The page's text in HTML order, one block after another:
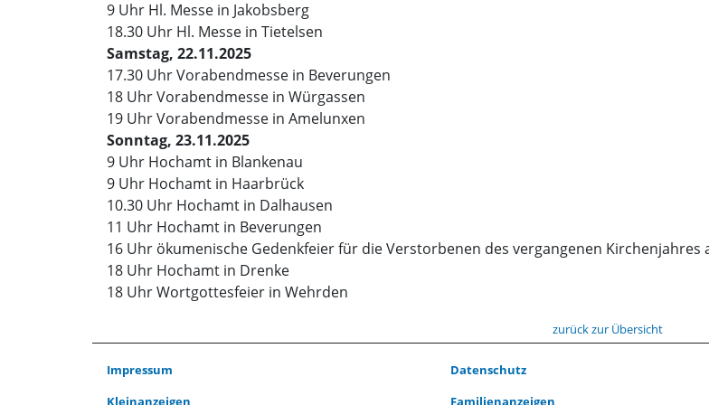
9 Uhr Hl. Messe in Jakobsberg
18.30 Uhr Hl. Messe in Tietelsen
Samstag, 22.11.2025
17.30 Uhr Vorabendmesse in Beverungen
18 Uhr Vorabendmesse in Würgassen
19 Uhr Vorabendmesse in Amelunxen
Sonntag, 23.11.2025
9 Uhr Hochamt in Blankenau
9 Uhr Hochamt in Haarbrück
10.30 Uhr Hochamt in Dalhausen
11 Uhr Hochamt in Beverungen
16 Uhr ökumenische Gedenkfeier für die Verstorbenen des vergangenen Kirchenjahres
18 Uhr Hochamt in Drenke
18 Uhr Wortgottesfeier in Wehrden
zurück zur Übersicht
Impressum Datenschutz
Kleinanzeigen
Familienanzeigen